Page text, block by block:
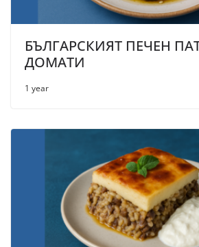
БЪЛГАРСКИЯТ ПЕЧЕН
ДОМАТИ
1 year